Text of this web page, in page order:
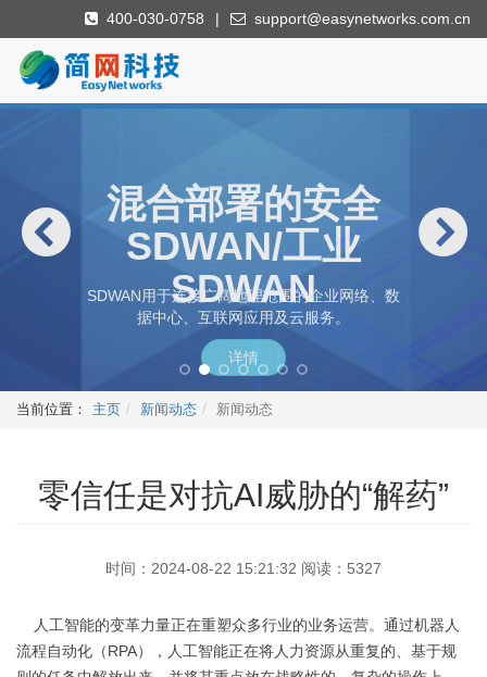
400-030-0758 | support@easynetworks.com.cn
SDWAN/工业
SDWAN用于连接广阔地理范围的企业网络、数
APPway下一代防火墙是当今企业网络的安全
核心，实现优化性能、提供安全性和确保可靠
性的一个必不可少的工具。
详情
控防御系统
工控入侵防御系统能够实时监视工控网络运行
性或不正常的网络行为。
详情
APPCloudsec虚拟形式下一代防火墙，为公有
云和私有云提供网络安全解决方案。
4G5G无线接入网关可以使用4G和5G的链路来
访问internet或者作为vpn连入企业内网，自动
DNS过滤器通过对DNS请求处理，实现禁止和
允许访问某些域名，发现木马攻击，设置蜜
详情
（病毒监测系统）
当前位置： 主页 新闻动态 新闻动态
零信任是对抗AI威胁的“解药”
时间：2024-08-22 15:21:32 阅读：5327
人工智能的变革力量正在重塑众多行业的业务运营。通过机器人
流程自动化（RPA），人工智能正在将人力资源从重复的、基于规